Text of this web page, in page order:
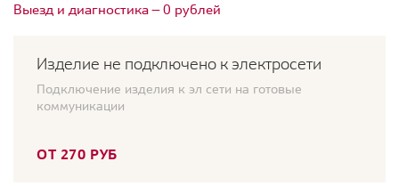
Выезд и диагностика — 0 рублей
Изделие не подключено к электросети
Подключение изделия к эл сети на готовые
коммуникации
ОТ 270 РУБ